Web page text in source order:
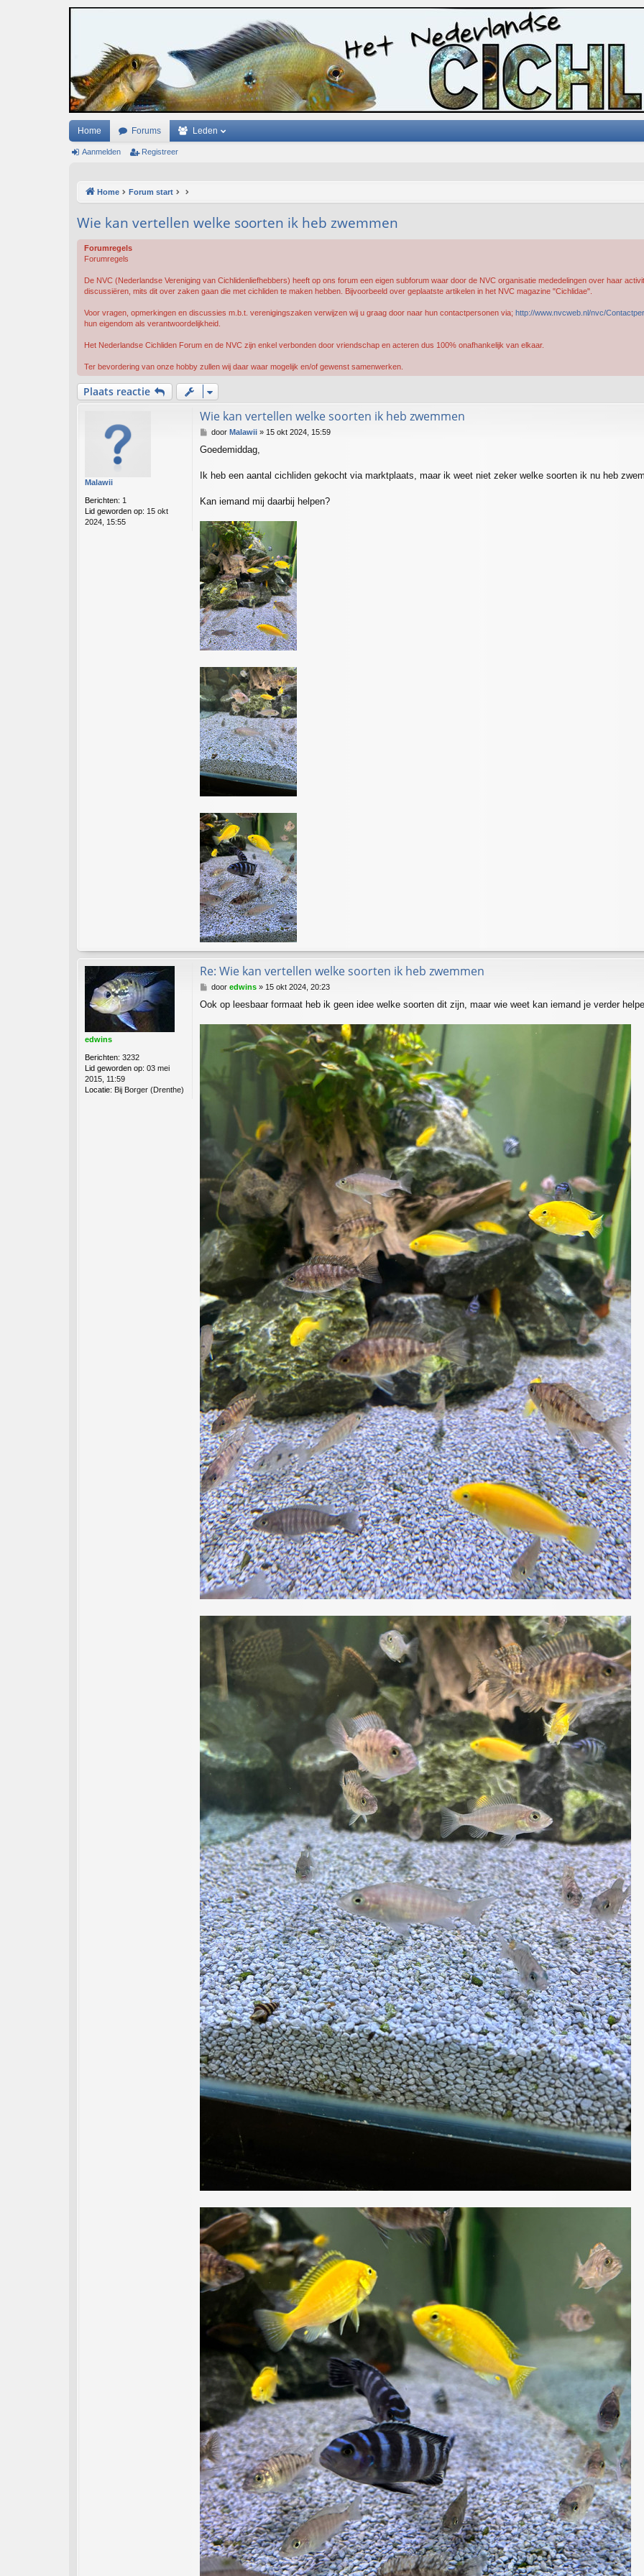
Home Forums Leden
Aanmelden Registreer
Home Forum start
Wie kan vertellen welke soorten ik heb zwemmen
Forumregels
Forumregels
De NVC (Nederlandse Vereniging van Cichlidenliefhebbers) heeft op ons forum een eigen subforum waar door de NVC organisatie mededelingen over haar
discussiëren, mits dit over zaken gaan die met cichliden te maken hebben. Bijvoorbeeld over geplaatste artikelen in het NVC magazine "Cichlidae".
Voor vragen, opmerkingen en discussies m.b.t. verenigingszaken verwijzen wij u graag door naar hun contactpersonen via; http://www.nvcweb.nl/nvc/
hun eigendom als verantwoordelijkheid.
Het Nederlandse Cichliden Forum en de NVC zijn enkel verbonden door vriendschap en acteren dus 100% onafhankelijk van elkaar.
Ter bevordering van onze hobby zullen wij daar waar mogelijk en/of gewenst samenwerken.
Plaats reactie
Malawii
Berichten: 1
Lid geworden op: 15 okt
2024, 15:55
Wie kan vertellen welke soorten ik heb zwemmen
B
r
c
door Malawii» 15 okt 2024, 15:59
Goedemiddag,
Ik heb een aantal cichliden gekocht via marktplaats, maar ik weet niet zeker welke soorten ik nu heb
Kan iemand mij daarbij helpen?
edwins
Berichten: 3232
Lid geworden op: 03 mei
2015, 11:59
Locatie: Bij Borger (Drenthe)
Re: Wie kan vertellen welke soorten ik heb zwemmen
B
r
door edwins» 15 okt 2024, 20:23
Ook op leesbaar formaat heb ik geen idee welke soorten dit zijn, maar wie weet kan iemand je verder